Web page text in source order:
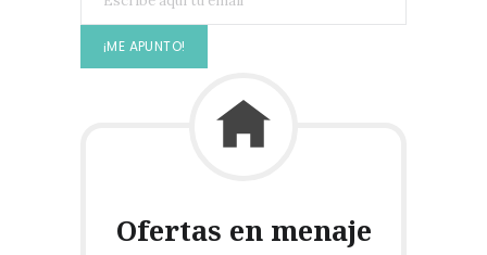
Ofertas en menaje